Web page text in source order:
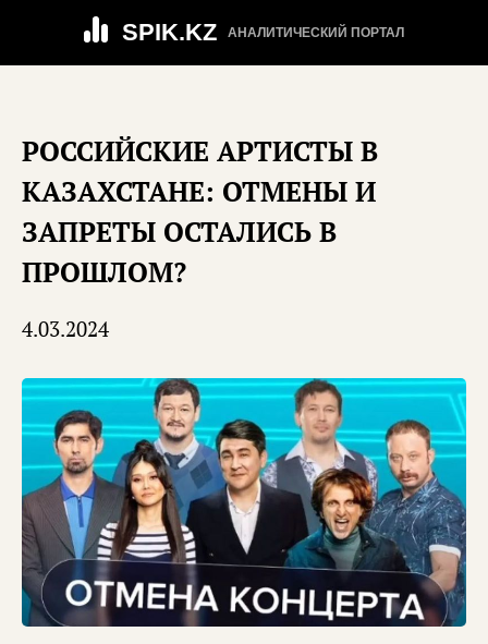
SPIK.KZ АНАЛИТИЧЕСКИЙ ПОРТАЛ
РОССИЙСКИЕ АРТИСТЫ В
КАЗАХСТАНЕ: ОТМЕНЫ И
ЗАПРЕТЫ ОСТАЛИСЬ В
ПРОШЛОМ?
4.03.2024